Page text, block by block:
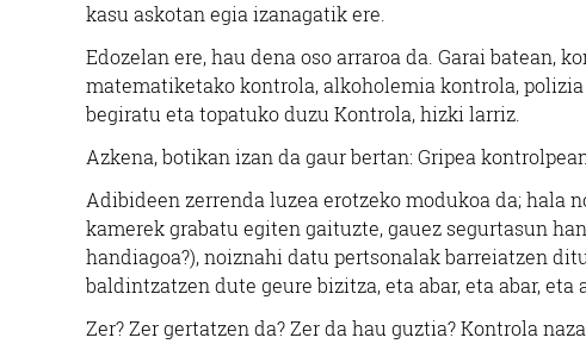
kasu askotan egia izanagatik ere.
Edozelan ere, hau dena oso arraroa da. Garai batean,
matematiketako kontrola, alkoholemia kontrola,
begiratu eta topatuko duzu Kontrola, hizki larriz.
Azkena, botikan izan da gaur bertan: Gripea
Adibideen zerrenda luzea erotzeko modukoa da; hala
kamerek grabatu egiten gaituzte, gauez segurtasun
handiagoa?), noiznahi datu pertsonalak barreiatzen
baldintzatzen dute geure bizitza, eta abar, eta abar, eta
Zer? Zer gertatzen da? Zer da hau guztia? Kontrola